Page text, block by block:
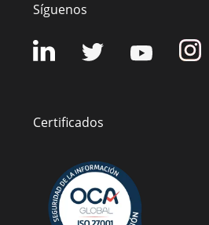
Síguenos
Certificados